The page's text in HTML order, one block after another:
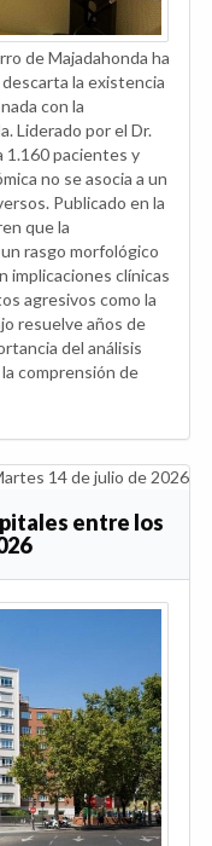
de Majadahonda ha
la existencia
con la
Liderado por el Dr.
1.160 pacientes y
no se asocia a un
Publicado en la
que la
rasgo morfológico
implicaciones clínicas
agresivos como la
resuelve años de
del análisis
comprensión de
14 de julio de 2026
entre los